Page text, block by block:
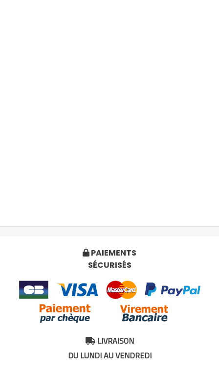
 PAIEMENTS
SÉCURISÉS
LIVRAISON
DU LUNDI AU VENDREDI